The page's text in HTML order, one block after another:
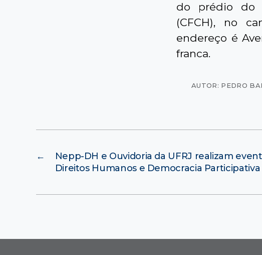
do prédio do
(CFCH), no
endereço é
franca.
AUTOR: PEDRO
←
Nepp-DH e Ouvidoria da UFRJ realizam
Direitos Humanos e Democracia Participativa